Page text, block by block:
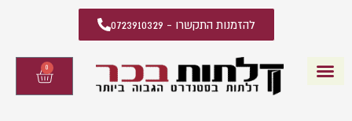
להזמנות התקשרו - 0723910329
0
עגלת
קניות